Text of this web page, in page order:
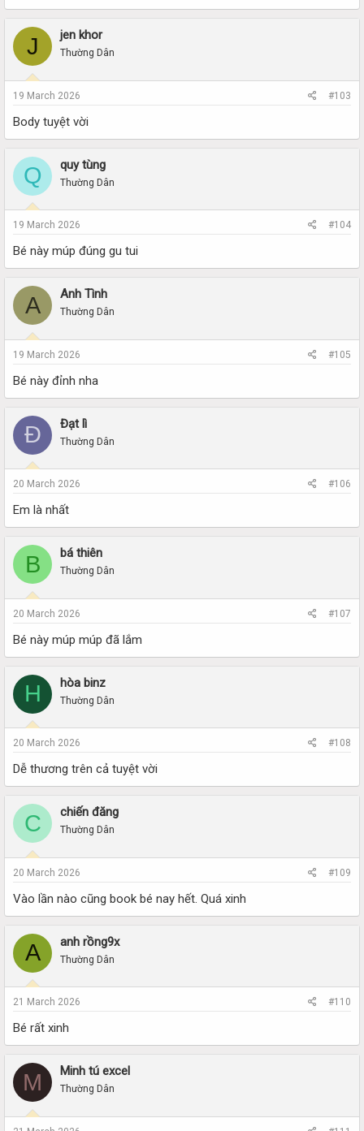
J jen khor
Thường Dân
19 March 2026 #103
Body tuyệt vời
Q quy tùng
Thường Dân
19 March 2026 #104
Bé này múp đúng gu tui
A Anh Tình
Thường Dân
19 March 2026 #105
Bé này đỉnh nha
Đ Đạt lì
Thường Dân
20 March 2026 #106
Em là nhất
B bá thiên
Thường Dân
20 March 2026 #107
Bé này múp múp đã lắm
H hòa binz
Thường Dân
20 March 2026 #108
Dễ thương trên cả tuyệt vời
C chiến đăng
Thường Dân
20 March 2026 #109
Vào lần nào cũng book bé nay hết. Quá xinh
A anh rồng9x
Thường Dân
21 March 2026 #110
Bé rất xinh
M Minh tú excel
Thường Dân